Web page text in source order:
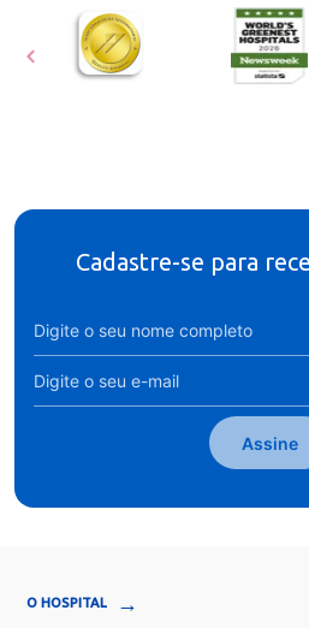
Cadastre-se para
Assine
O HOSPITAL →